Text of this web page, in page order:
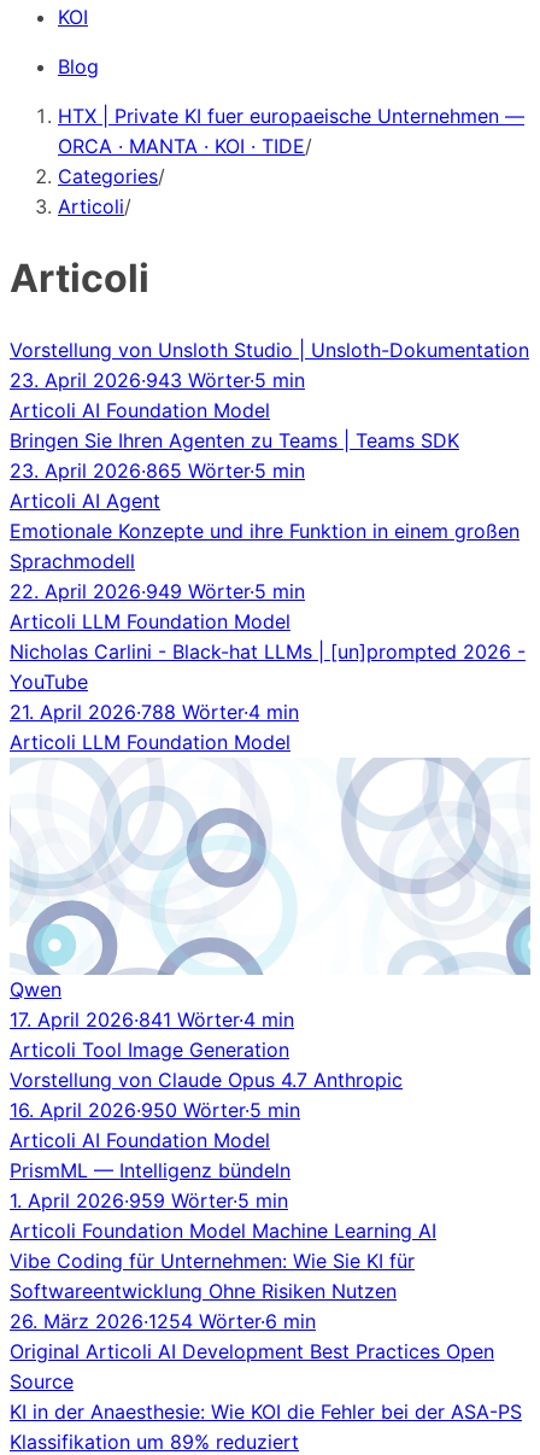
KOI
Blog
HTX | Private KI fuer europaeische Unternehmen —
ORCA · MANTA · KOI · TIDE/
Categories/
Articoli/
Articoli
Vorstellung von Unsloth Studio | Unsloth-Dokumentation
23. April 2026·943 Wörter·5 min
Articoli AI Foundation Model
Bringen Sie Ihren Agenten zu Teams | Teams SDK
23. April 2026·865 Wörter·5 min
Articoli AI Agent
Emotionale Konzepte und ihre Funktion in einem großen
Sprachmodell
22. April 2026·949 Wörter·5 min
Articoli LLM Foundation Model
Nicholas Carlini - Black-hat LLMs | [un]prompted 2026 -
YouTube
21. April 2026·788 Wörter·4 min
Articoli LLM Foundation Model
Qwen
17. April 2026·841 Wörter·4 min
Articoli Tool Image Generation
Vorstellung von Claude Opus 4.7 Anthropic
16. April 2026·950 Wörter·5 min
Articoli AI Foundation Model
PrismML — Intelligenz bündeln
1. April 2026·959 Wörter·5 min
Articoli Foundation Model Machine Learning AI
Vibe Coding für Unternehmen: Wie Sie KI für
Softwareentwicklung Ohne Risiken Nutzen
26. März 2026·1254 Wörter·6 min
Original Articoli AI Development Best Practices Open
Source
KI in der Anaesthesie: Wie KOI die Fehler bei der ASA-PS
Klassifikation um 89% reduziert